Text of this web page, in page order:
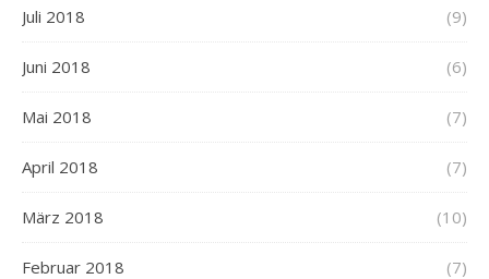
Juli 2018 (9)
Juni 2018 (6)
Mai 2018 (7)
April 2018 (7)
März 2018 (10)
Februar 2018 (7)